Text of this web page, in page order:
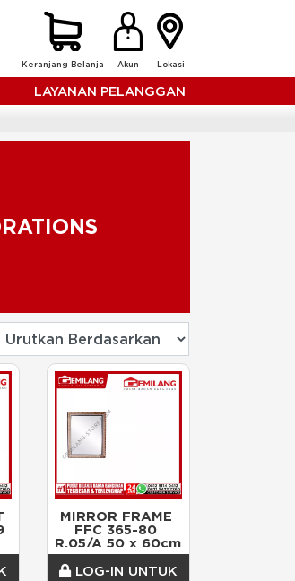
Keranjang Belanja Akun Lokasi
LAYANAN PELANGGAN
MIRROR FRAME
FFC 365-80
R.05/A 50 x 60cm
LOG-IN UNTUK